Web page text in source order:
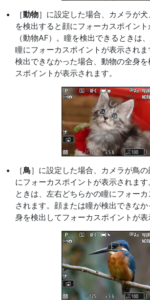
［動物］に設定した場合、カメラが
を検出すると顔にフォーカスポイン
（動物AF）。瞳を検出できるときは
瞳にフォーカスポイントが表示され
検出できなかった場合、動物の全身
スポイントが表示されます。
［鳥］に設定した場合、カメラが鳥
にフォーカスポイントが表示されま
ときは、左右どちらかの瞳にフォー
されます。顔または瞳が検出できな
身を検出してフォーカスポイントが表